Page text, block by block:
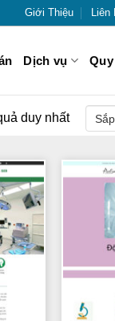
Giới Thiệu Liên
Dịch vụ
duy nhất